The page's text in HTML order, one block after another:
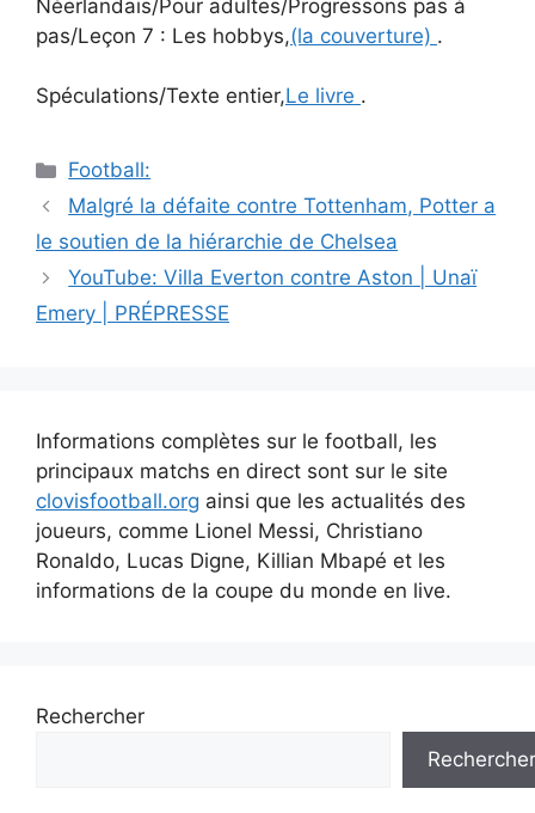
Néerlandais/Pour adultes/Progressons pas à
pas/Leçon 7 : Les hobbys,(la couverture) .
Spéculations/Texte entier,Le livre .
Catégories
Football:
Navigation
des
Malgré la défaite contre Tottenham, Potter a
le soutien de la hiérarchie de Chelsea
YouTube: Villa Everton contre Aston | Unaï
Emery | PRÉPRESSE
Informations complètes sur le football, les
principaux matchs en direct sont sur le site
clovisfootball.org ainsi que les actualités des
joueurs, comme Lionel Messi, Christiano
Ronaldo, Lucas Digne, Killian Mbapé et les
informations de la coupe du monde en live.
Rechercher
Rechercher